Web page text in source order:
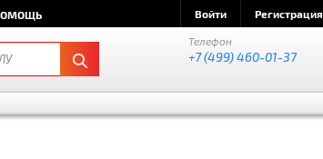
Войти Регистрация
Телефон
+7 (499) 460-01-37